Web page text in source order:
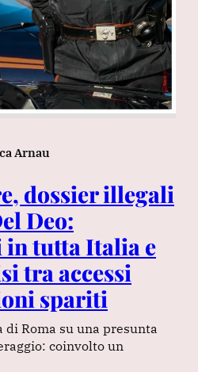
Arnau
dossier illegali
Deo:
tutta Italia e
tra accessi
spariti
Roma su una presunta
coinvolto un